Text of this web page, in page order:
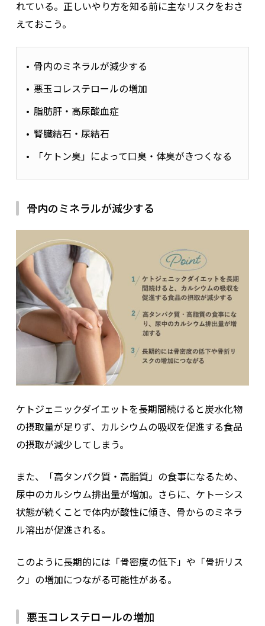
れている。正しいやり方を知る前に主なリスクをおさ
えておこう。
骨内のミネラルが減少する
悪玉コレステロールの増加
脂肪肝・高尿酸血症
腎臓結石・尿結石
「ケトン臭」によって口臭・体臭がきつくなる
骨内のミネラルが減少する
ケトジェニックダイエットを長期間続けると炭水化物
の摂取量が足りず、カルシウムの吸収を促進する食品
の摂取が減少してしまう。
また、「高タンパク質・高脂質」の食事になるため、
尿中のカルシウム排出量が増加。さらに、ケトーシス
状態が続くことで体内が酸性に傾き、骨からのミネラ
ル溶出が促進される。
このように長期的には「骨密度の低下」や「骨折リス
ク」の増加につながる可能性がある。
悪玉コレステロールの増加